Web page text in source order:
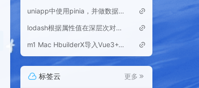
uniapp中使用pinia，并做数据持久化
lodash根据属性值在深层次对象数组中查找
m1 Mac HbuilderX导入Vue3+Vite运行报错
标签云 更多